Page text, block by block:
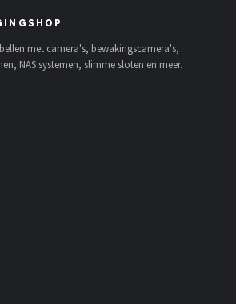
met camera's, bewakingscamera's,
NAS systemen, slimme sloten en meer.